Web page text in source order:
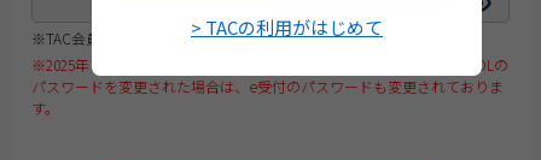
> TACの利用がはじめて
※TAC会員番号をお持ちでｅ受付のご利用が初めての方は
※2025年10月16日以降にe受付でお申込みされた方がTAC WEB SCHOOLの
パスワードを変更された場合は、e受付のパスワードも変更されておりま
す。